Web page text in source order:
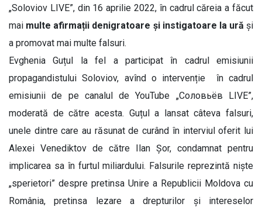
„Soloviov LIVE”, din 16 aprilie 2022, în cadrul căreia a făcut
mai multe afirmații denigratoare și instigatoare la ură și
a promovat mai multe falsuri.
Evghenia Guțul la fel a participat în cadrul emisiunii
propagandistului Soloviov, avînd o intervenție în cadrul
emisiunii de pe canalul de YouTube „Соловьёв LIVE”,
moderată de către acesta. Guțul a lansat câteva falsuri,
unele dintre care au răsunat de curând în interviul oferit lui
Alexei Venediktov de către Ilan Șor, condamnat pentru
implicarea sa în furtul miliardului. Falsurile reprezintă niște
„sperietori” despre pretinsa Unire a Republicii Moldova cu
România, pretinsa lezare a drepturilor și intereselor